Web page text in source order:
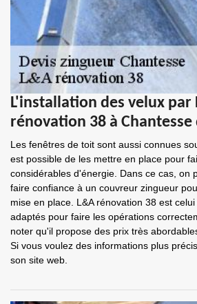
L'installation des velux par
rénovation 38 à Chantesse
Les fenêtres de toit sont aussi connues
est possible de les mettre en place pour
considérables d'énergie. Dans ce cas, on
faire confiance à un couvreur zingueur
mise en place. L&A rénovation 38 est
adaptés pour faire les opérations
noter qu'il propose des prix très
Si vous voulez des informations plus
son site web.